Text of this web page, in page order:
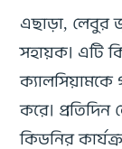
এছাড়া, লেবুর
সহায়ক। এটি
ক্যালসিয়ামকে
করে।
কিডনির